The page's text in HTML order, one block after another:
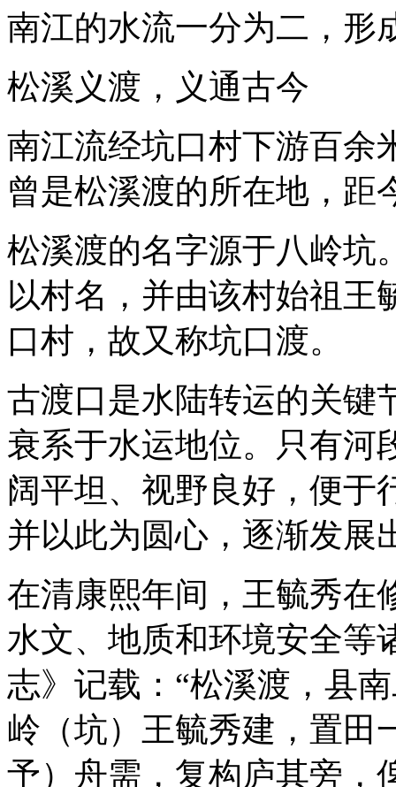
南江的水流一分为二，形
松溪义渡，义通古今
南江流经坑口村下游百余
曾是松溪渡的所在地，距
松溪渡的名字源于八岭坑
以村名，并由该村始祖王
口村，故又称坑口渡。
古渡口是水陆转运的关键
衰系于水运地位。只有河
阔平坦、视野良好，便于
并以此为圆心，逐渐发展
在清康熙年间，王毓秀在
水文、地质和环境安全等
志》记载：“松溪渡，县
岭（坑）王毓秀建，置田
予）舟需，复构庐其旁，